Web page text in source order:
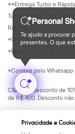
Cintas e
Meias
Pijamas
Sutiãs e
Moda praia
Maiôs
Saídas de
Personagens
Plus size
Blusas e
Calças
Casacos e
Jeans
Personal
Te ajudo a procurar
presentes. O que
Formas de
**Entrega Turbo e Rápida
Turbo: Pedidos
Rápida: Pedidos com os
*O valor do frete para o
*Essa condição ainda
*Compre pelo Whatsapp
C&A Pay: desconto de
de R$ 400. Desconto
SP Cep: 06455-000
Privacidade e